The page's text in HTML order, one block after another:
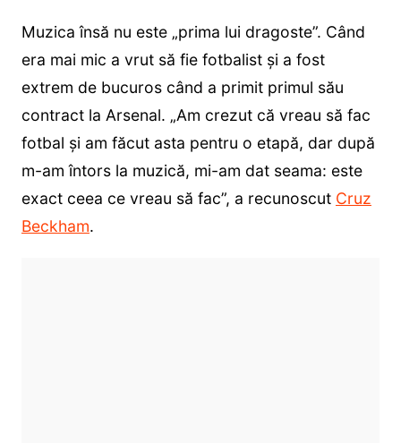
Muzica însă nu este „prima lui dragoste”. Când
era mai mic a vrut să fie fotbalist și a fost
extrem de bucuros când a primit primul său
contract la Arsenal. „Am crezut că vreau să fac
fotbal și am făcut asta pentru o etapă, dar după
m-am întors la muzică, mi-am dat seama: este
exact ceea ce vreau să fac”, a recunoscut Cruz
Beckham.